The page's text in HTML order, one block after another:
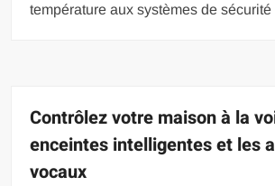
température aux systèmes de
Contrôlez votre maison à la
enceintes intelligentes et les
vocaux